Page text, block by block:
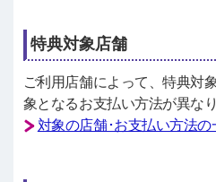
特典対象店舗
ご利用店舗によって、特典対
象となるお支払い方法が異なり
対象の店舗･お支払い方法の